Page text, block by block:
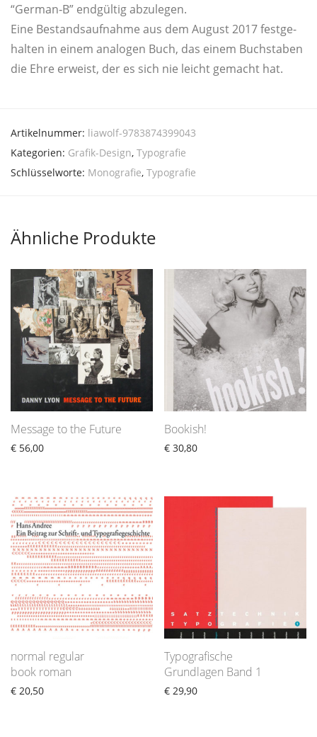
“German‑B” end­gül­tig abzulegen.
Eine Bestands­auf­nah­me aus dem August 2017 fest­ge­
hal­ten in einem ana­lo­gen Buch, das einem Buch­sta­ben
die Ehre erweist, der es sich nie leicht gemacht hat.
Artikelnummer: liawolf-9783874399043
Kategorien: Grafik-Design, Typografie
Schlüsselworte: Monografie, Typografie
Ähnliche Produkte
Message to the Future
€ 56,00
Bookish!
€ 30,80
normal regular
book roman
€ 20,50
Typografische
Grundlagen Band 1
€ 29,90